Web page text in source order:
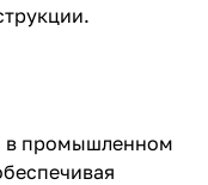
в промышленном